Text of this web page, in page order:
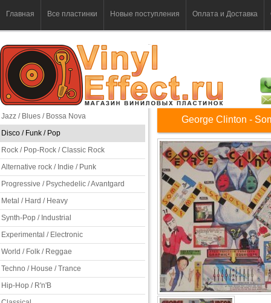
Главная Все пластинки Новые поступления Оплата и Доставка
Jazz / Blues / Bossa Nova
Disco / Funk / Pop
Rock / Pop-Rock / Classic Rock
Alternative rock / Indie / Punk
Progressive / Psychedelic / Avantgard
Metal / Hard / Heavy
Synth-Pop / Industrial
Experimental / Electronic
World / Folk / Reggae
Techno / House / Trance
Hip-Hop / R'n'B
George Clinton -